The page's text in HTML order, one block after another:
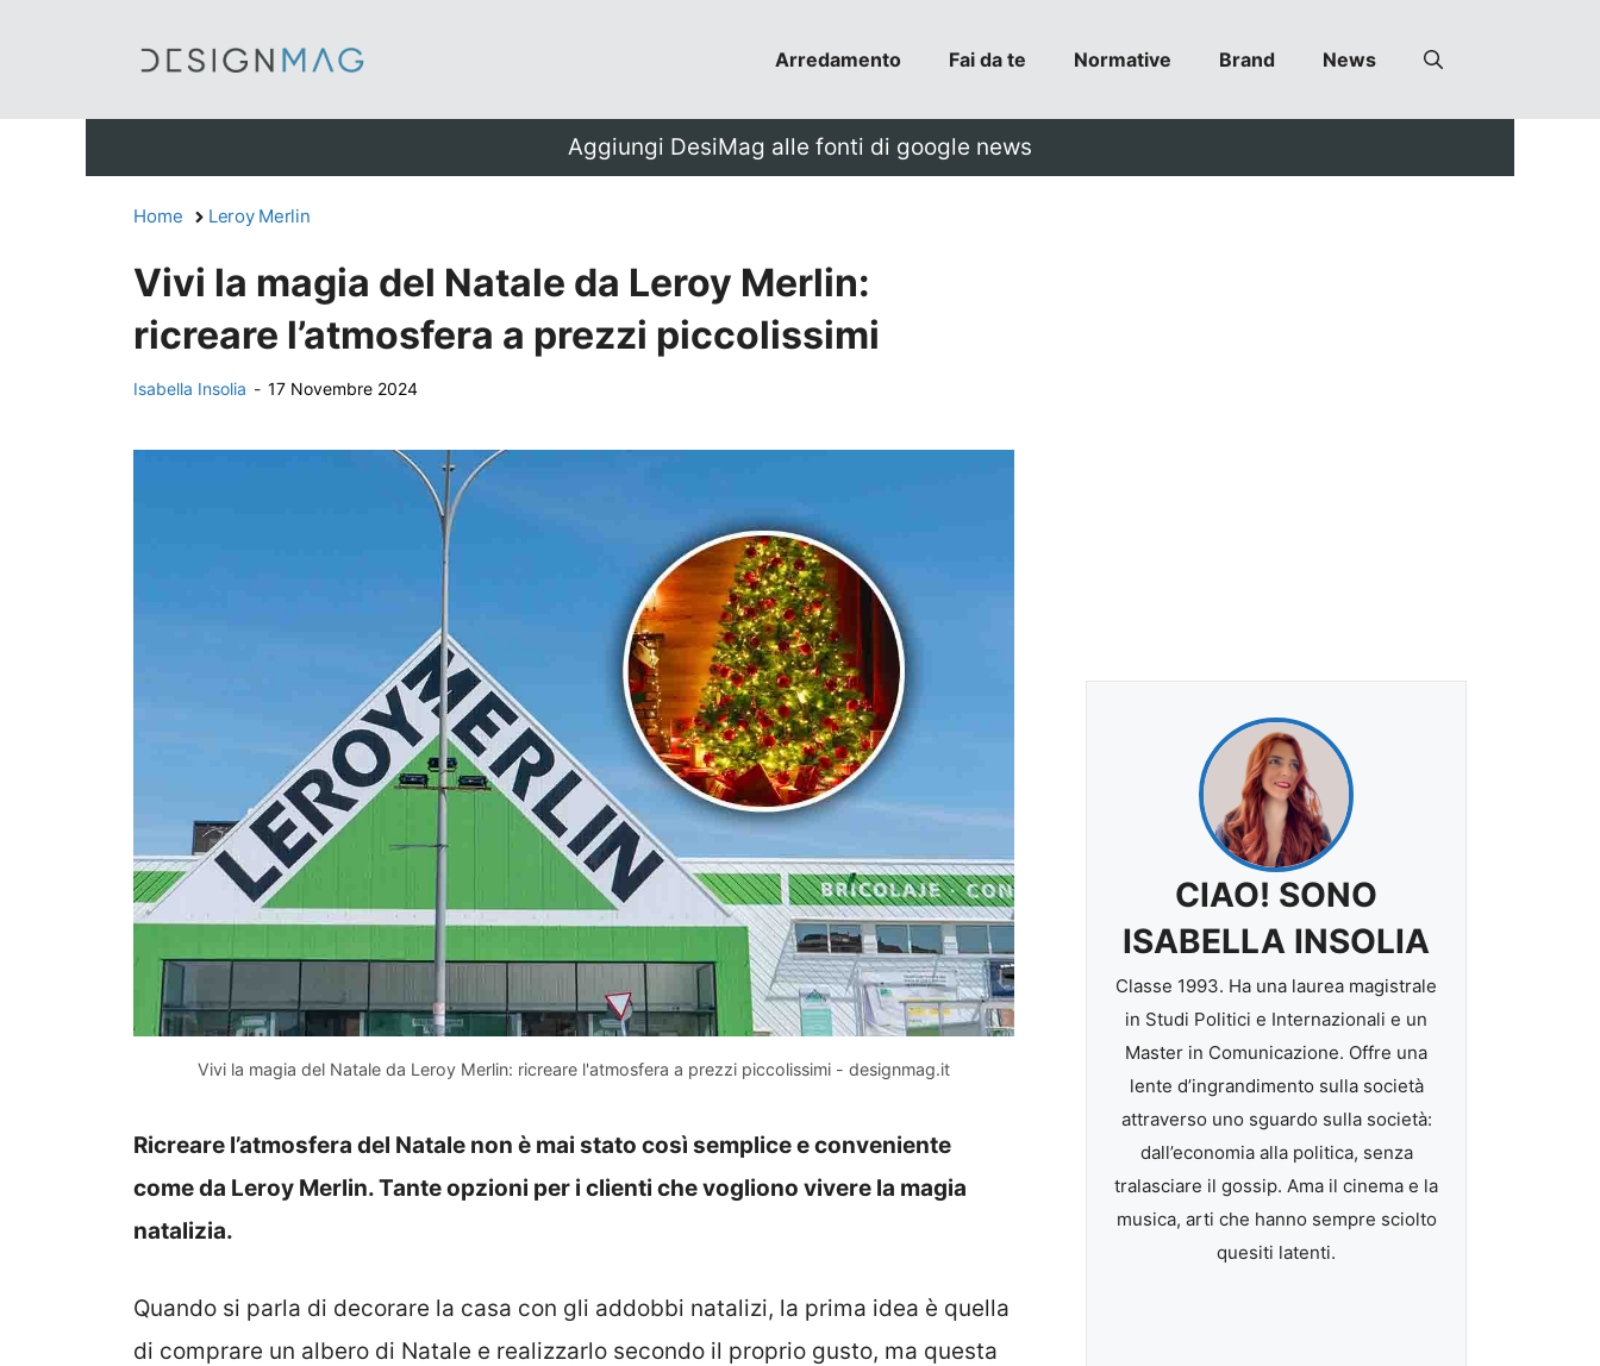
Arredamento Fai da te Normative Brand News
Aggiungi DesiMag alle fonti di google news
Home Leroy Merlin
Vivi la magia del Natale da Leroy Merlin:
ricreare l’atmosfera a prezzi piccolissimi
Isabella Insolia - 17 Novembre 2024
Vivi la magia del Natale da Leroy Merlin: ricreare l'atmosfera a prezzi piccolissimi - designmag.it
Ricreare l’atmosfera del Natale non è mai stato così semplice e conveniente
come da Leroy Merlin. Tante opzioni per i clienti che vogliono vivere la magia
natalizia.
Quando si parla di decorare la casa con gli addobbi natalizi, la prima idea è quella
di comprare un albero di Natale e realizzarlo secondo il proprio gusto, ma questa
CIAO! SONO
ISABELLA INSOLIA
Classe 1993. Ha una laurea magistrale
in Studi Politici e Internazionali e un
Master in Comunicazione. Offre una
lente d’ingrandimento sulla società
attraverso uno sguardo sulla società:
dall’economia alla politica, senza
tralasciare il gossip. Ama il cinema e la
musica, arti che hanno sempre sciolto
quesiti latenti.